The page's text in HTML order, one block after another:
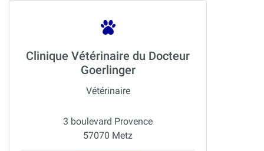
Clinique Vétérinaire du Docteur
Goerlinger
Vétérinaire
3 boulevard Provence
57070 Metz